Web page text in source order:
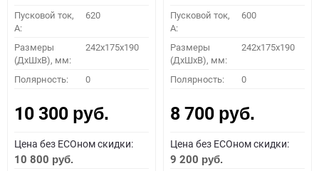
Пусковой ток,
A:
620
Размеры
(ДхШхВ), мм:
242x175x190
Полярность: 0
10 300 руб.
Цена без ECOном скидки:
10 800 руб.
Пусковой ток,
A:
600
Размеры
(ДхШхВ), мм:
242x175x190
Полярность: 0
8 700 руб.
Цена без ECOном скидки:
9 200 руб.